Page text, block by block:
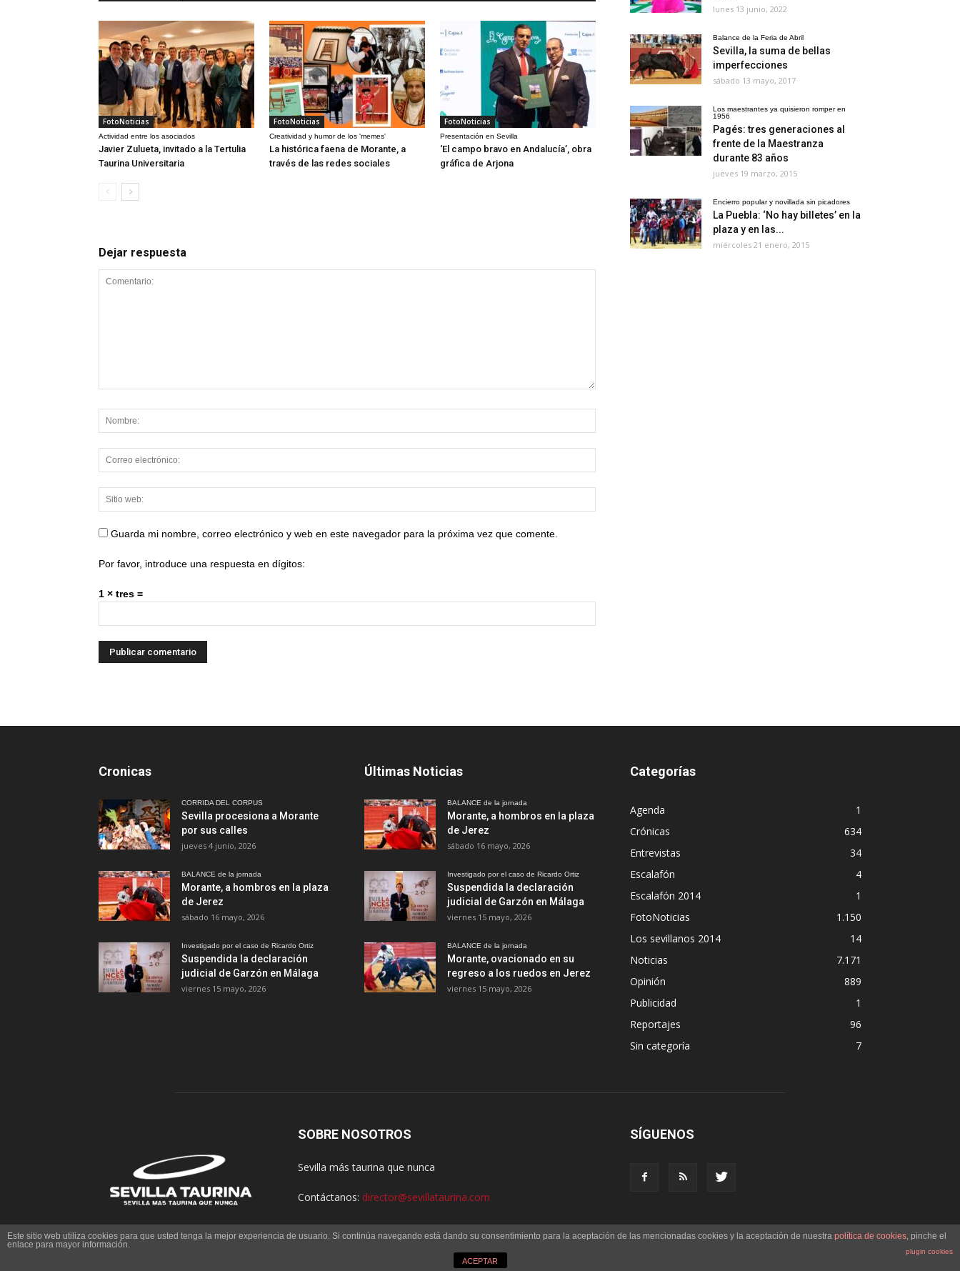
FotoNoticias
Actividad entre los asociados
Javier Zulueta, invitado a la Tertulia
Taurina Universitaria
FotoNoticias
Creatividad y humor de los 'memes'
La histórica faena de Morante, a
través de las redes sociales
FotoNoticias
Presentación en Sevilla
‘El campo bravo en Andalucía’, obra
gráfica de Arjona
Dejar respuesta
Guarda mi nombre, correo electrónico y web en este navegador para la próxima vez que comente.
Por favor, introduce una respuesta en dígitos:
1 × tres =
lunes 13 junio, 2022
Balance de la Feria de Abril
Sevilla, la suma de bellas
imperfecciones
sábado 13 mayo, 2017
Los maestrantes ya quisieron romper en
1956
Pagés: tres generaciones al
frente de la Maestranza
durante 83 años
jueves 19 marzo, 2015
Encierro popular y novillada sin picadores
La Puebla: ‘No hay billetes’ en la
plaza y en las...
miércoles 21 enero, 2015
Cronicas
CORRIDA DEL CORPUS
Sevilla procesiona a Morante
por sus calles
jueves 4 junio, 2026
BALANCE de la jornada
Morante, a hombros en la plaza
de Jerez
sábado 16 mayo, 2026
Investigado por el caso de Ricardo Ortiz
Suspendida la declaración
judicial de Garzón en Málaga
viernes 15 mayo, 2026
Últimas Noticias
BALANCE de la jornada
Morante, a hombros en la plaza
de Jerez
sábado 16 mayo, 2026
Investigado por el caso de Ricardo Ortiz
Suspendida la declaración
judicial de Garzón en Málaga
viernes 15 mayo, 2026
BALANCE de la jornada
Morante, ovacionado en su
regreso a los ruedos en Jerez
viernes 15 mayo, 2026
Categorías
Agenda
1
Crónicas
634
Entrevistas
34
Escalafón
4
Escalafón 2014
1
FotoNoticias
1.150
Los sevillanos 2014
14
Noticias
7.171
Opinión
889
Publicidad
1
Reportajes
96
Sin categoría
7
SOBRE NOSOTROS
Sevilla más taurina que nunca
Contáctanos: director@sevillataurina.com
SÍGUENOS
Codetia
Este sitio web utiliza cookies para que usted tenga la mejor experiencia de usuario. Si continúa navegando está dando su consentimiento para la aceptación de las mencionadas cookies y la aceptación de nuestra política de cookies, pinche el
enlace para mayor información.
plugin cookies
ACEPTAR